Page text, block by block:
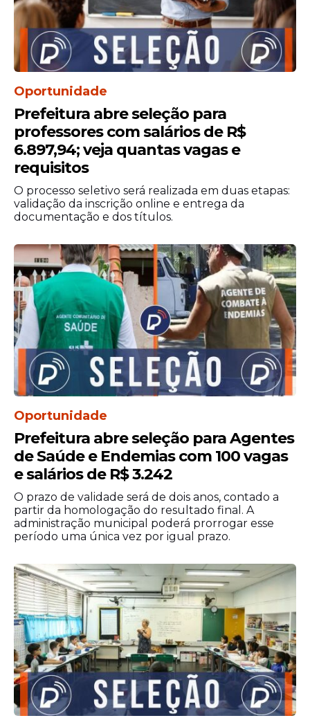
Oportunidade
Prefeitura abre seleção para
professores com salários de R$
6.897,94; veja quantas vagas e
requisitos
O processo seletivo será realizada em duas etapas:
validação da inscrição online e entrega da
documentação e dos títulos.
Oportunidade
Prefeitura abre seleção para Agentes
de Saúde e Endemias com 100 vagas
e salários de R$ 3.242
O prazo de validade será de dois anos, contado a
partir da homologação do resultado final. A
administração municipal poderá prorrogar esse
período uma única vez por igual prazo.